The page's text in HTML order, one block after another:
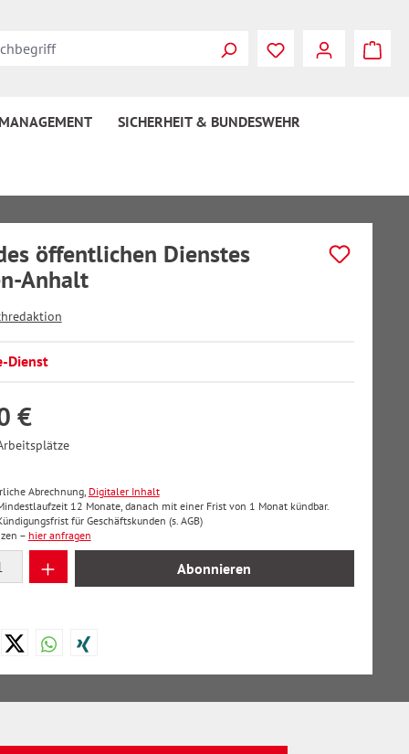
SICHERHEIT & BUNDESWEHR
öffentlichen Dienstes
Anhalt
Dienst
€
Abrechnung, Digitaler Inhalt
12 Monate, danach mit einer Frist von 1 Monat kündbar.
für Geschäftskunden (s. AGB)
– hier anfragen
Anzahl: Gib den gewünschten Wert ein
Abonnieren